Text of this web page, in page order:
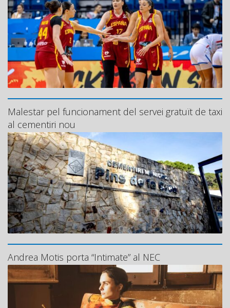
Malestar pel funcionament del servei gratuït de taxi
al cementiri nou
Andrea Motis porta “Intimate” al NEC